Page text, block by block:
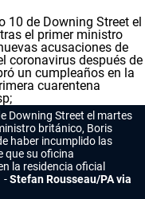
Downing Street el martes
británico, Boris
haber incumplido las
que su oficina
la residencia oficial
Stefan Rousseau/PA via